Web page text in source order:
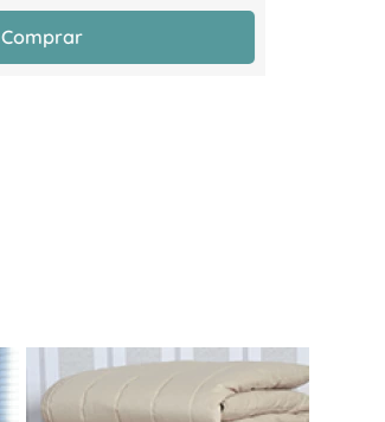
Comprar